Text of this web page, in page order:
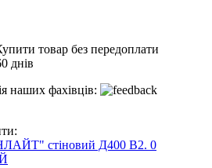
товар без передоплати
днів
наших фахівців: